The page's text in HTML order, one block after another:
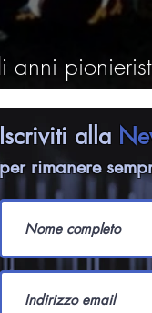
Iscriviti alla
per rimanere